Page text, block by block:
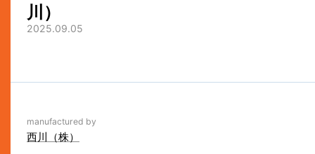
川）
2025.09.05
manufactured by
西川（株）